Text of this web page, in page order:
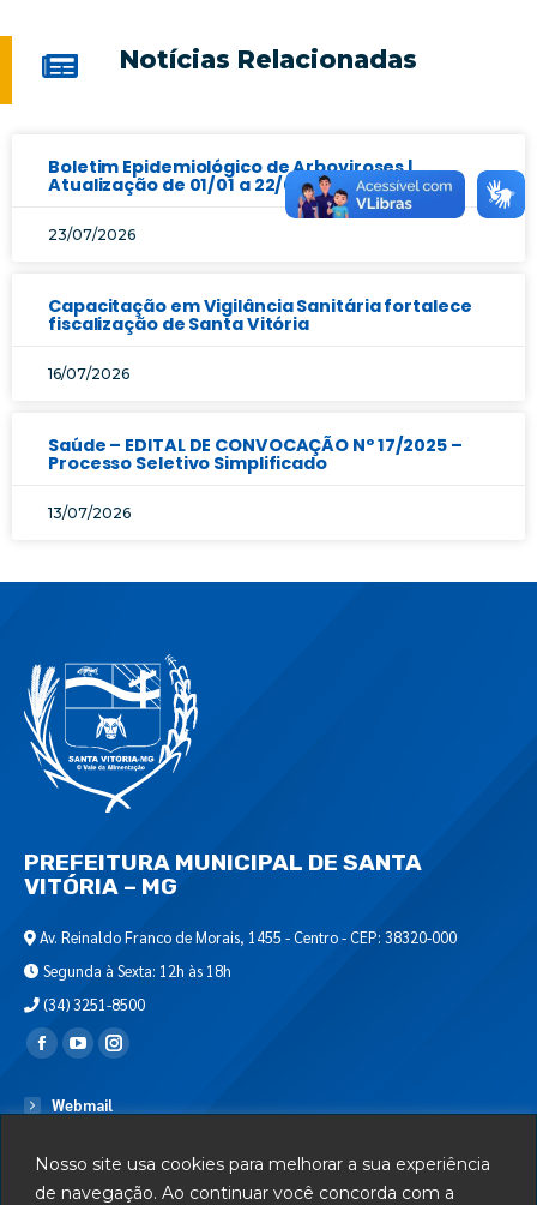
Nosso site usa cookies para melhorar a sua experiência
de navegação. Ao continuar você concorda com a
Notícias Relacionadas
Boletim Epidemiológico de Arboviroses |
Atualização de 01/01 a 22/07/2026
23/07/2026
Capacitação em Vigilância Sanitária fortalece
fiscalização de Santa Vitória
16/07/2026
Saúde – EDITAL DE CONVOCAÇÃO Nº 17/2025 –
Processo Seletivo Simplificado
13/07/2026
PREFEITURA MUNICIPAL DE SANTA
VITÓRIA – MG
Av. Reinaldo Franco de Morais, 1455 - Centro - CEP: 38320-000
Segunda à Sexta: 12h às 18h
(34) 3251-8500
Encontre-nos em:
Webmail
Serviços